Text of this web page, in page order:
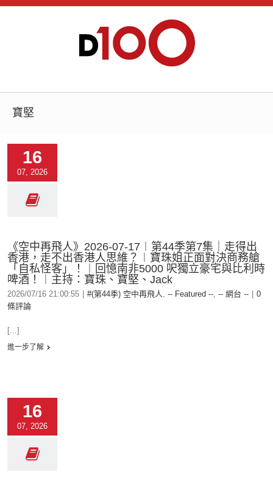
寶堅
16
07, 2026
《空中再飛人》2026-07-17︱第44季第7集｜走得出
香港，走不出香港人思維？︱寶珠姐正面對決商務艙
「自私怪客」！︱回憶南非5000 呎獨立豪宅與比利時
啤酒！︱主持：寶珠、寶堅、Jack
2026/07/16 21:00:55 #(第44季) 空中再飛人, -- Featured --, -- 網台 --
0
條評論
[...]
進一步了解
16
07, 2026